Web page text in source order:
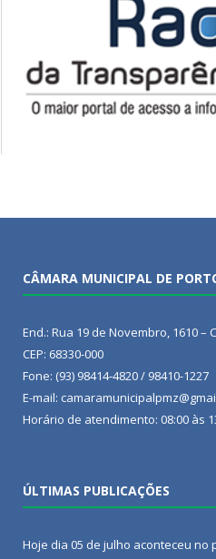
CÂMARA MUNICIPAL DE
End.: Rua 19 de Novembro, 1610 –
CEP: 68330-000
Fone: (93) 98414-4820 / 98410-1227
E-mail:
Horário de atendimento: 08:00 às
ÚLTIMAS PUBLICAÇÕES
Hoje dia 05 de julho aconteceu no